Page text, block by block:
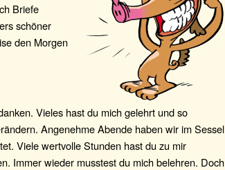
Briefe
schöner
den Morgen
Vieles hast du mich gelehrt und so
Angenehme Abende haben wir im Sessel
Viele wertvolle Stunden hast du zu mir
Immer wieder musstest du mich belehren. Doch